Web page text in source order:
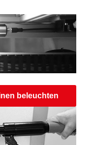
beleuchten